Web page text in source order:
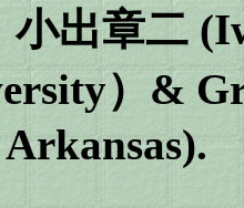
小出章二
）&